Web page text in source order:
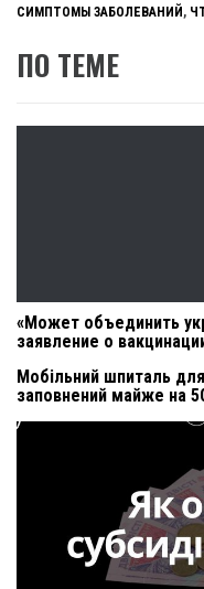
СИМПТОМЫ ЗАБОЛЕВАНИЙ ,
ПО ТЕМЕ
«Может объединить
заявление о
Мобільний шпиталь
заповнений майже на